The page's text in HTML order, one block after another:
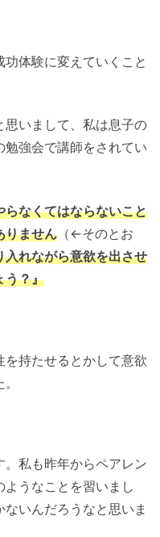
体験に変えていくこと
思いまして、私は息子の
強会で講師をされてい
らなくてはならないこと
りません （←そのとお
れながら意欲を出させ
う？』
持たせるとかして意欲
。私も昨年からペアレン
ようなことを習いまし
いんだろうなと思いま